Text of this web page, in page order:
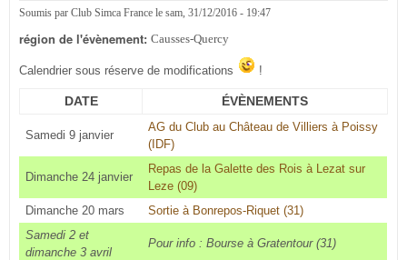
Soumis par Club Simca France le sam, 31/12/2016 - 19:47
région de l'évènement: Causses-Quercy
Calendrier sous réserve de modifications !
DATE ÉVÈNEMENTS
Samedi 9 janvier
AG du Club au Château de Villiers à Poissy
(IDF)
Dimanche 24 janvier
Repas de la Galette des Rois à Lezat sur
Leze (09)
Dimanche 20 mars
Sortie à Bonrepos-Riquet (31)
Samedi 2 et
dimanche 3 avril
Pour info : Bourse à Gratentour (31)